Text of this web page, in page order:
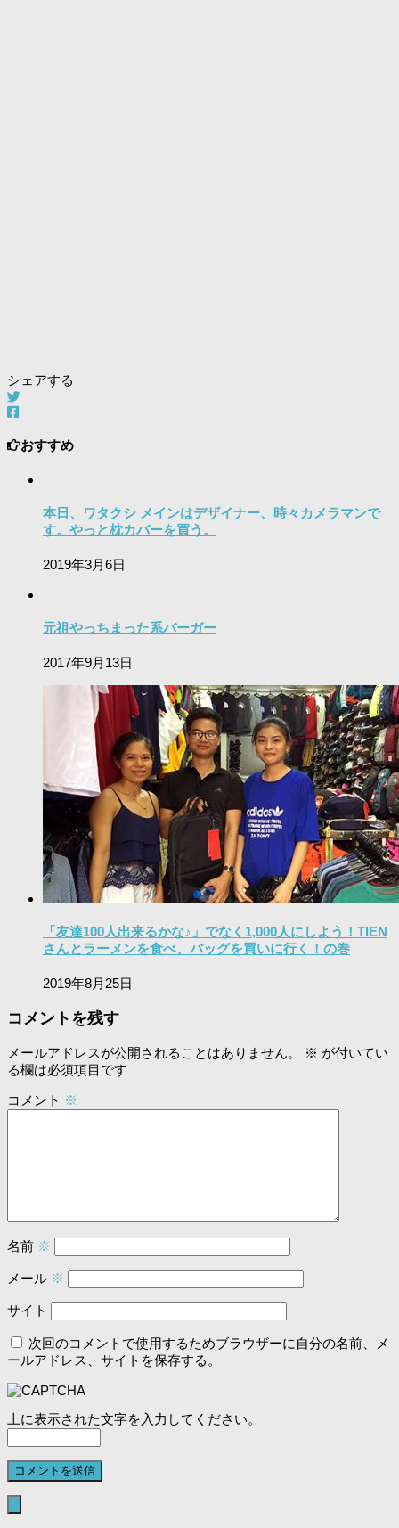
シェアする
おすすめ
本日、ワタクシ メインはデザイナー、時々カメラマンで
す。やっと枕カバーを買う。
2019年3月6日
元祖やっちまった系バーガー
2017年9月13日
「友達100人出来るかな♪」でなく1,000人にしよう！TIEN
さんとラーメンを食べ、バッグを買いに行く！の巻
2019年8月25日
コメントを残す
メールアドレスが公開されることはありません。 ※ が付いてい
る欄は必須項目です
コメント ※
名前 ※
メール ※
サイト
次回のコメントで使用するためブラウザーに自分の名前、メ
ールアドレス、サイトを保存する。
上に表示された文字を入力してください。